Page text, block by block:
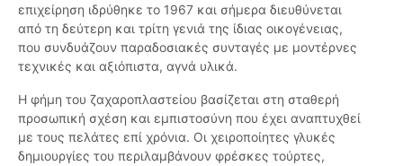
επιχείρηση ιδρύθηκε το 1967 και σήμερα διευθύνεται
από τη δεύτερη και τρίτη γενιά της ίδιας οικογένειας,
που συνδυάζουν παραδοσιακές συνταγές με μοντέρνες
τεχνικές και αξιόπιστα, αγνά υλικά.
Η φήμη του ζαχαροπλαστείου βασίζεται στη σταθερή
προσωπική σχέση και εμπιστοσύνη που έχει αναπτυχθεί
με τους πελάτες επί χρόνια. Οι χειροποίητες γλυκές
δημιουργίες του περιλαμβάνουν φρέσκες τούρτες,